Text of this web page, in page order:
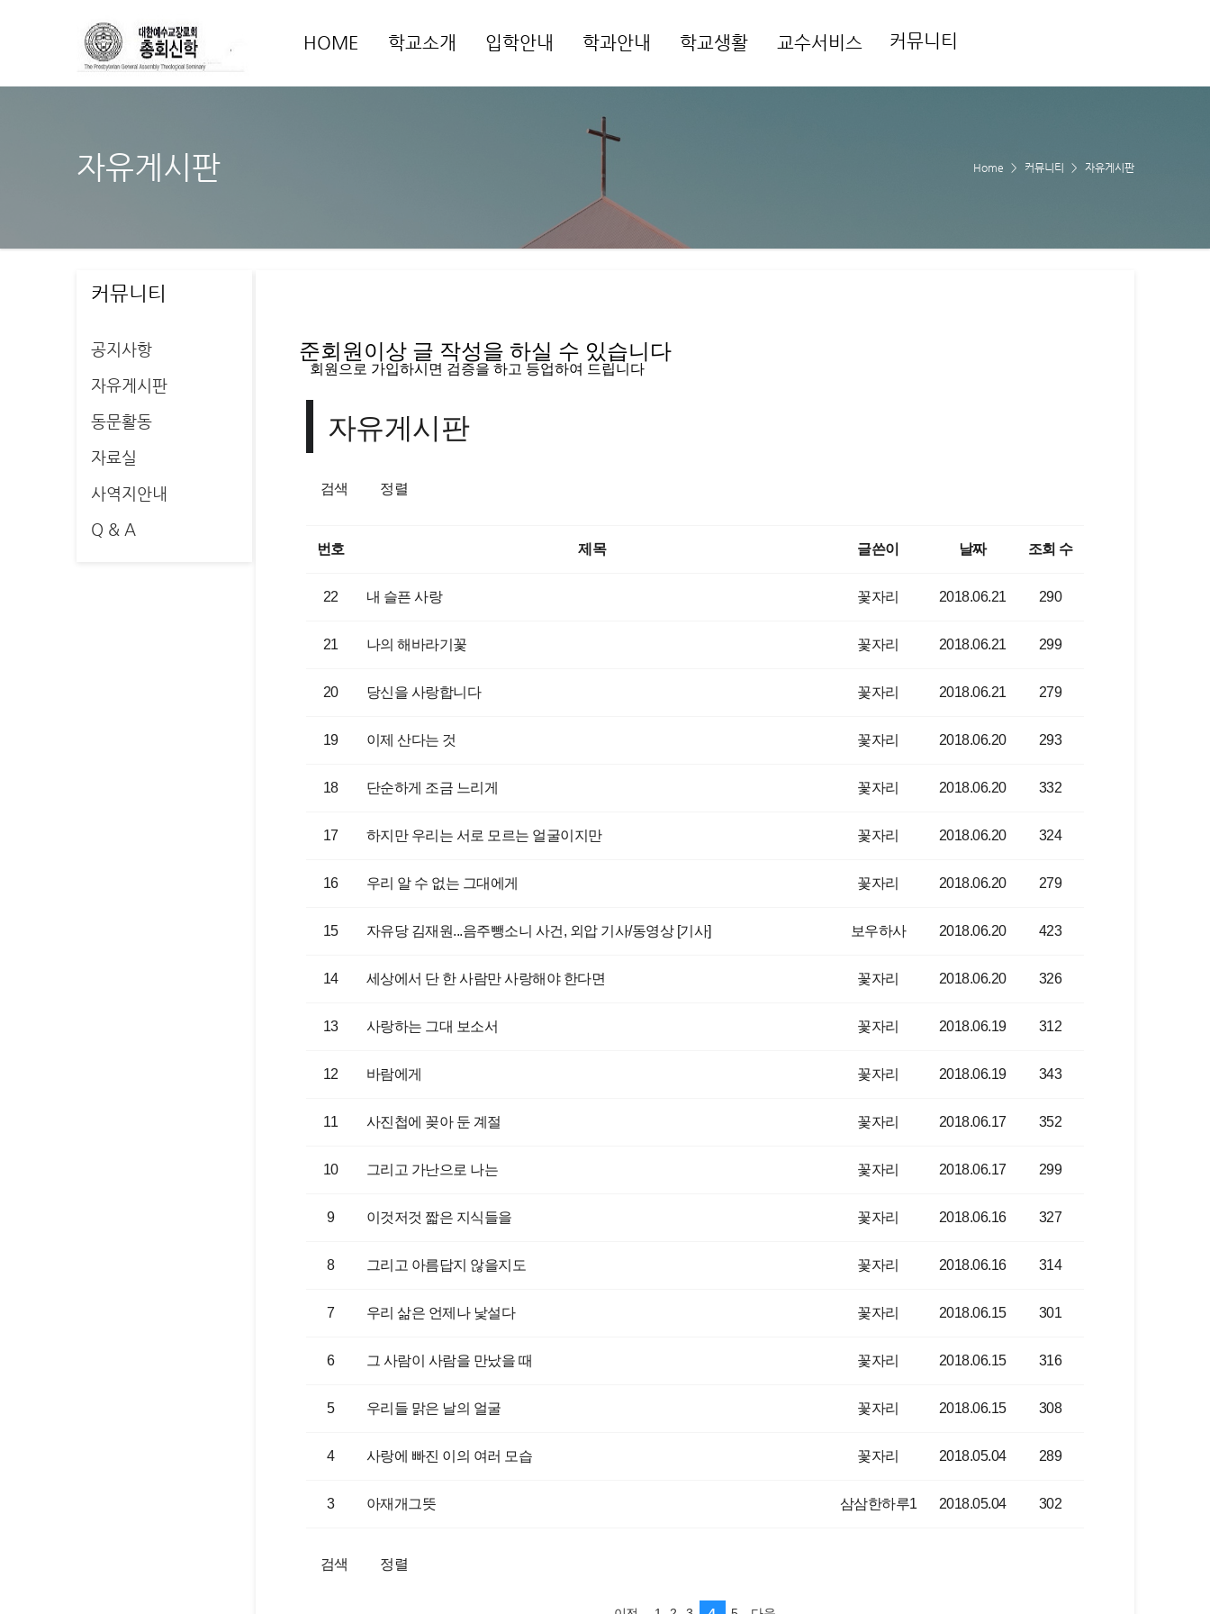
HOME 학교소개 입학안내 학과안내 학교생활 교수서비스 커뮤니티
자유게시판 Home 커뮤니티 자유게시판
커뮤니티
공지사항
자유게시판
동문활동
자료실
사역지안내
Q & A
준회원이상 글 작성을 하실 수 있습니다
   회원으로 가입하시면 검증을 하고 등업하여 드립니다
자유게시판
검색 정렬
번호 제목 글쓴이 날짜 조회 수
22 내 슬픈 사랑 꽃자리 2018.06.21 290
21 나의 해바라기꽃 꽃자리 2018.06.21 299
20 당신을 사랑합니다 꽃자리 2018.06.21 279
19 이제 산다는 것 꽃자리 2018.06.20 293
18 단순하게 조금 느리게 꽃자리 2018.06.20 332
17 하지만 우리는 서로 모르는 얼굴이지만 꽃자리 2018.06.20 324
16 우리 알 수 없는 그대에게 꽃자리 2018.06.20 279
15 자유당 김재원...음주뺑소니 사건, 외압 기사/동영상 [기사] 보우하사 2018.06.20 423
14 세상에서 단 한 사람만 사랑해야 한다면 꽃자리 2018.06.20 326
13 사랑하는 그대 보소서 꽃자리 2018.06.19 312
12 바람에게 꽃자리 2018.06.19 343
11 사진첩에 꽂아 둔 계절 꽃자리 2018.06.17 352
10 그리고 가난으로 나는 꽃자리 2018.06.17 299
9 이것저것 짧은 지식들을 꽃자리 2018.06.16 327
8 그리고 아름답지 않을지도 꽃자리 2018.06.16 314
7 우리 삶은 언제나 낯설다 꽃자리 2018.06.15 301
6 그 사람이 사람을 만났을 때 꽃자리 2018.06.15 316
5 우리들 맑은 날의 얼굴 꽃자리 2018.06.15 308
4 사랑에 빠진 이의 여러 모습 꽃자리 2018.05.04 289
3 아재개그뜻 삼삼한하루1 2018.05.04 302
검색 정렬